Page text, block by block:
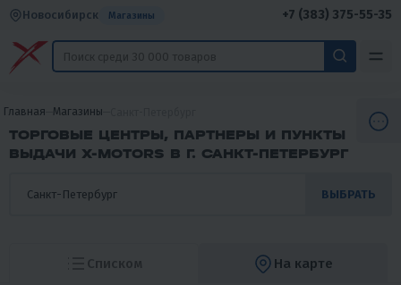
Новосибирск Магазины +7 (383) 375-55-35
Главная Магазины
ТОРГОВЫЕ ЦЕНТРЫ, ПАРТНЕРЫ И ПУНКТЫ
ВЫДАЧИ X-MOTORS В Г. САНКТ-ПЕТЕРБУРГ
ВЫБРАТЬ
Списком На карте